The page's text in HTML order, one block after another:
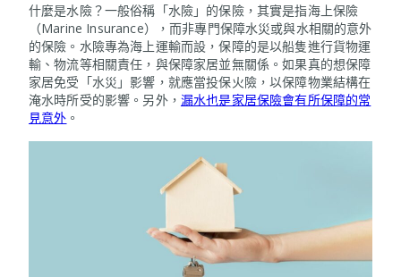
什麼是水險？一般俗稱「水險」的保險，其實是指海上保險
（Marine Insurance），而非專門保障水災或與水相關的意外
的保險。水險專為海上運輸而設，保障的是以船隻進行貨物運
輸、物流等相關責任，與保障家居並無關係。如果真的想保障
家居免受「水災」影響，就應當投保火險，以保障物業結構在
淹水時所受的影響。另外， 漏水也是家居保險會有所保障的常
見意外 。